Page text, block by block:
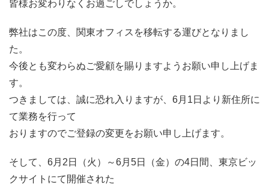
AHPチラー
皆様お変わりなくお過ごしでしょうか。
弊社はこの度、関東オフィスを移転する運びとなりまし
た。
今後とも変わらぬご愛顧を賜りますようお願い申し上げま
す。
つきましては、誠に恐れ入りますが、6月1日より新住所に
て業務を行って
おりますのでご登録の変更をお願い申し上げます。
そして、6月2日（火）～6月5日（金）の4日間、東京ビッ
クサイトにて開催された